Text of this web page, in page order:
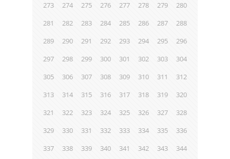
273
274 275 276 277 278 279
280
281
282 283 284 285 286 287
288
289
290 291 292 293 294 295
296
297
298 299 300 301 302 303
304
305
306 307 308 309 310 311
312
313
314 315 316 317 318 319
320
321
322 323 324 325 326 327
328
329
330 331 332 333 334 335
336
337
338 339 340 341 342 343
344